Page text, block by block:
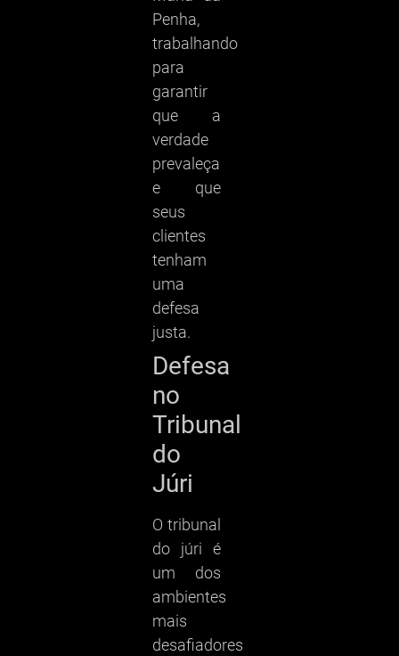
Penha,
trabalhando
para
garantir
que a
verdade
prevaleça
e que
seus
clientes
tenham
uma
defesa
justa.
Defesa
no
Tribunal
do
Júri
O tribunal
do júri é
um dos
ambientes
mais
desafiadores